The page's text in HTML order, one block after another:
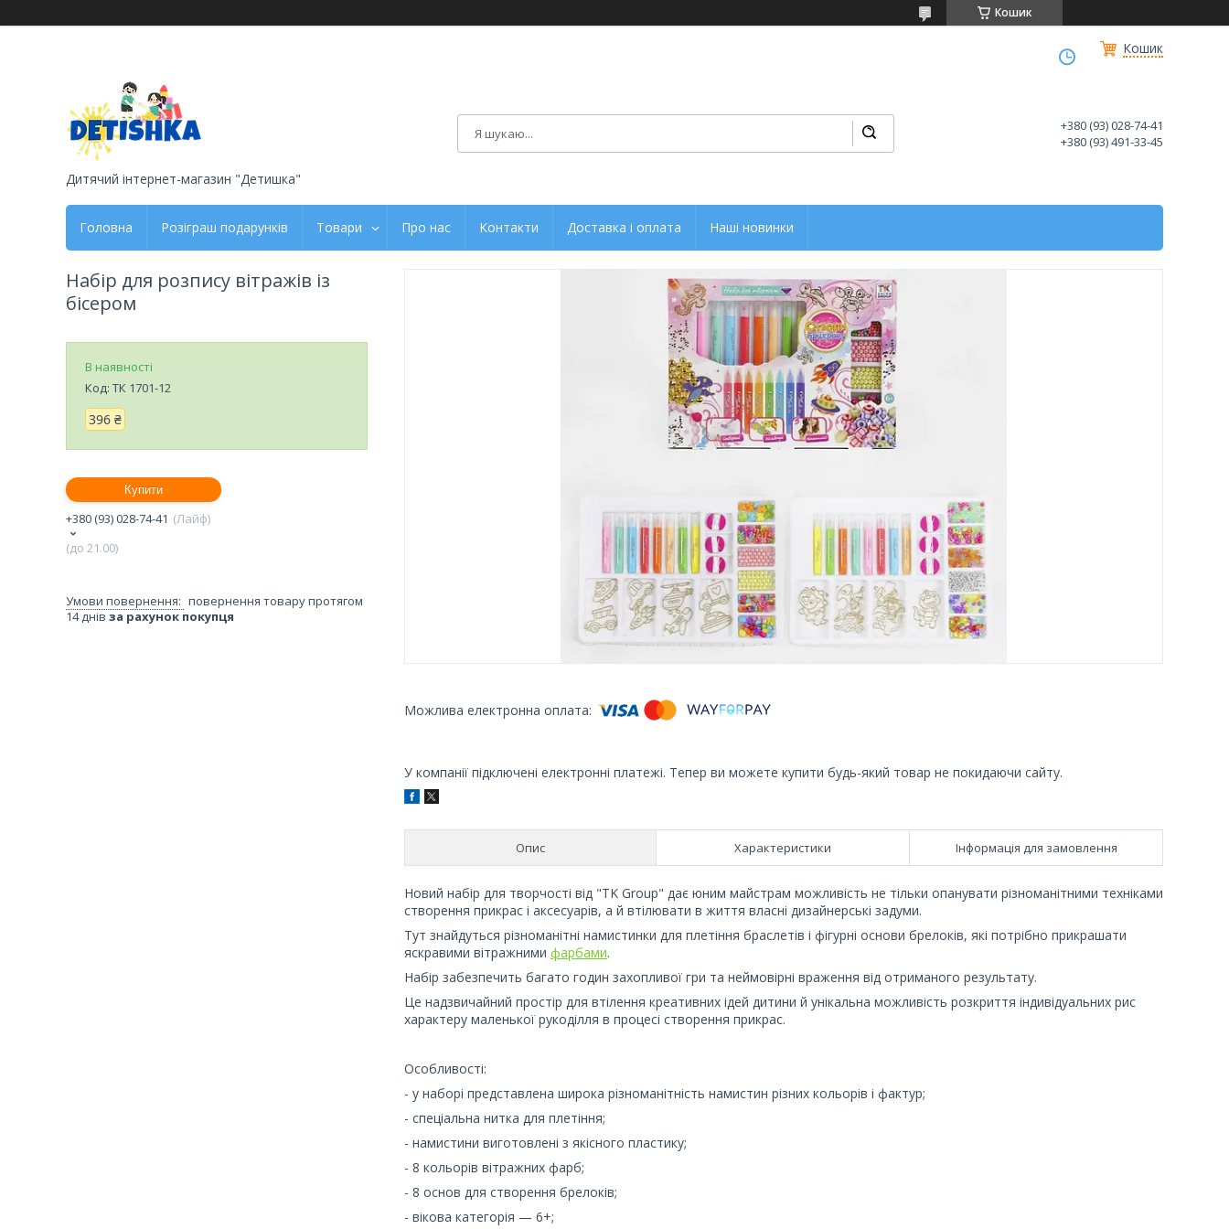
Кошик
Кошик
Дитячий інтернет-магазин "Детишка"
+380 (93) 028-74-41
+380 (93) 491-33-45
Головна Розіграш подарунків Товари Про нас Контакти Доставка і оплата Наші новинки
У компанії підключені електронні платежі. Тепер ви можете купити будь-який товар не покидаючи сайту.
Опис Характеристики Інформація для замовлення
Новий набір для творчості від "TK Group" дає юним майстрам можливість не тільки опанувати різноманітними техніками
створення прикрас і аксесуарів, а й втілювати в життя власні дизайнерські задуми.
Тут знайдуться різноманітні намистинки для плетіння браслетів і фігурні основи брелоків, які потрібно прикрашати
яскравими вітражними фарбами.
Набір забезпечить багато годин захопливої гри та неймовірні враження від отриманого результату.
Це надзвичайний простір для втілення креативних ідей дитини й унікальна можливість розкриття індивідуальних рис
характеру маленької рукоділля в процесі створення прикрас.
Особливості:
- у наборі представлена широка різноманітність намистин різних кольорів і фактур;
- спеціальна нитка для плетіння;
- намистини виготовлені з якісного пластику;
- 8 кольорів вітражних фарб;
- 8 основ для створення брелоків;
- вікова категорія — 6+;
Набір для розпису вітражів із
бісером
В наявності
Код: ТК 1701-12
396 ₴
Купити
+380 (93) 028-74-41
Лайф
(до 21.00)
повернення товару протягом
14 днів за рахунок покупця